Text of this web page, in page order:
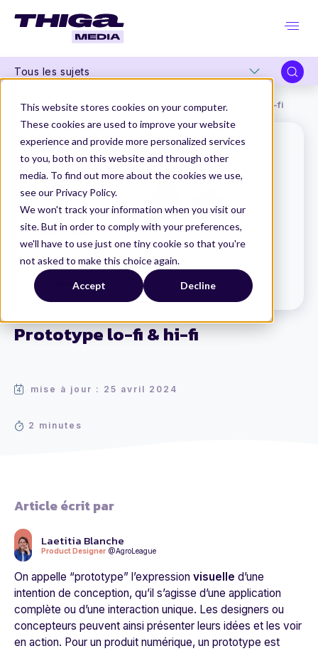
This website stores cookies on your computer.
These cookies are used to improve your website
experience and provide more personalized services
to you, both on this website and through other
media. To find out more about the cookies we use,
see our Privacy Policy.
We won't track your information when you visit our
site. But in order to comply with your preferences,
we'll have to use just one tiny cookie so that you're
not asked to make this choice again.
Accept Decline
Tous les sujets
Prototype lo-fi & hi-fi
mise à jour : 25 avril 2024
2 minutes
Thiga Media Le Dico du Produit Prototype lo-fi & hi-fi
Article écrit par
Laetitia Blanche
Product Designer @AgroLeague
On appelle “prototype” l’expression visuelle d’une
intention de conception, qu’il s’agisse d’une application
complète ou d’une interaction unique. Les designers ou
concepteurs peuvent ainsi présenter leurs idées et les voir
en action. Pour un produit numérique, un prototype est